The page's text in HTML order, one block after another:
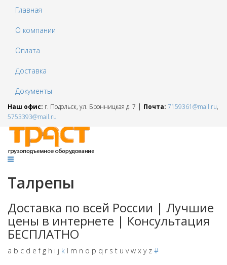
Главная
О компании
Оплата
Доставка
Документы
Наш офис: г. Подольск, ул. Бронницкая д. 7 | Почта: 7159361@mail.ru,
5753393@mail.ru
Талрепы
Доставка по всей России | Лучшие
цены в интернете | Консультация
БЕСПЛАТНО
a b c d e f g h i j k l m n o p q r s t u v w x y z #